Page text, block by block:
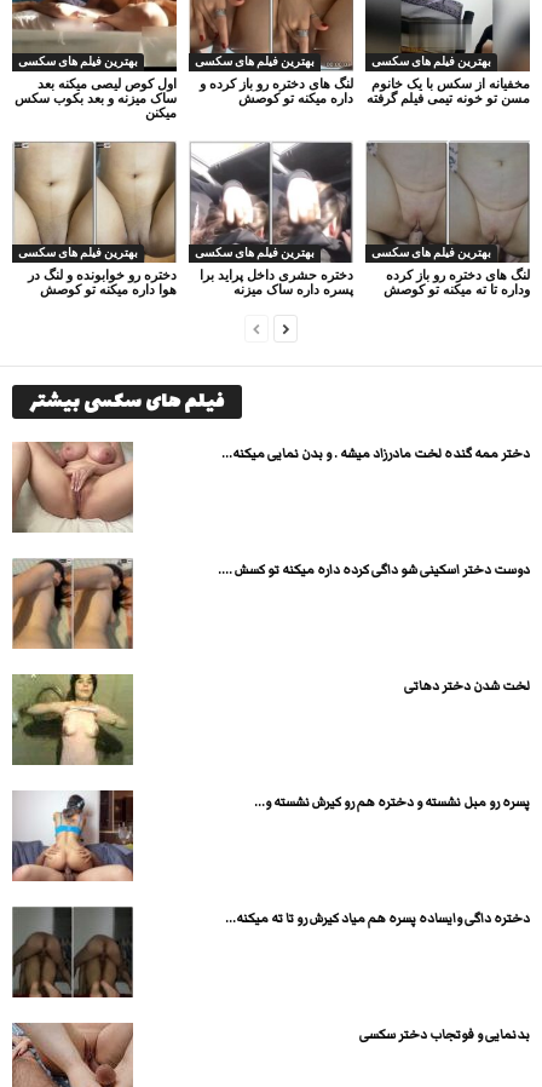
بهترین فیلم های سکسی
اول کوص لیصی میکنه بعد
ساک میزنه و بعد بکوب سکس
میکنن
بهترین فیلم های سکسی
لنگ های دختره رو باز کرده و
داره میکنه تو کوصش
بهترین فیلم های سکسی
مخفیانه از سکس با یک خانوم
مسن تو خونه تیمی فیلم گرفته
بهترین فیلم های سکسی
دختره رو خوابونده و لنگ در
هوا داره میکنه تو کوصش
بهترین فیلم های سکسی
دختره حشری داخل پراید برا
پسره داره ساک میزنه
بهترین فیلم های سکسی
لنگ های دختره رو باز کرده
وداره تا ته میکنه تو کوصش
فیلم های سکسی بیشتر
دختر ممه گنده لخت مادرزاد میشه . و بدن نمایی میکنه...
دوست دختر اسکینی شو داگی کرده داره میکنه تو کسش ....
لخت شدن دختر دهاتی
پسره رو مبل نشسته و دختره هم رو کیرش نشسته و...
دختره داگی وایساده پسره هم میاد کیرش رو تا ته میکنه...
بدنمایی و فوتجاب دختر سکسی